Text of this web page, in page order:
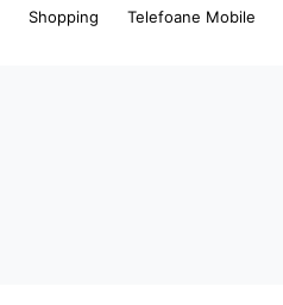
Shopping Telefoane Mobile